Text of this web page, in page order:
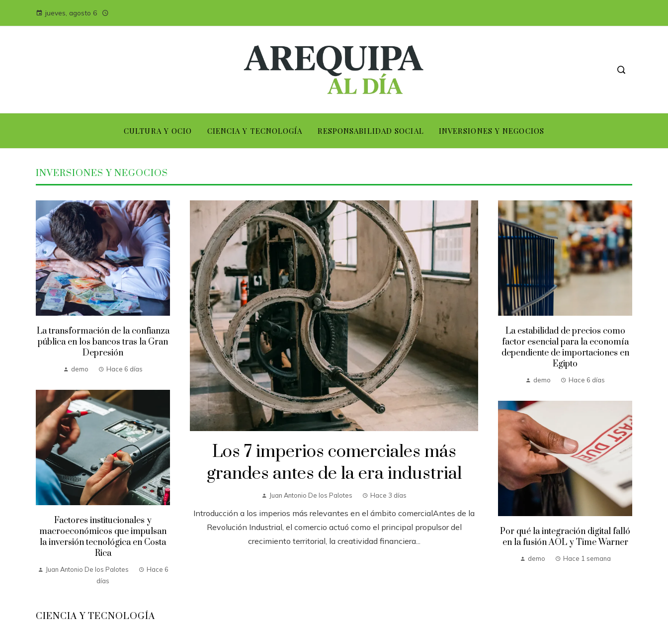
jueves, agosto 6
CULTURA Y OCIO CIENCIA Y TECNOLOGÍA RESPONSABILIDAD SOCIAL INVERSIONES Y NEGOCIOS
INVERSIONES Y NEGOCIOS
Los 7 imperios comerciales más
grandes antes de la era industrial
Juan Antonio De los Palotes Hace 3 días
Introducción a los imperios más relevantes en el ámbito comercialAntes de la
Revolución Industrial, el comercio actuó como el principal propulsor del
crecimiento territorial, la creatividad financiera...
La transformación de la confianza
pública en los bancos tras la Gran
Depresión
demo Hace 6 días
Factores institucionales y
macroeconómicos que impulsan
la inversión tecnológica en Costa
Rica
Juan Antonio De los Palotes
Hace 6
días
La estabilidad de precios como
factor esencial para la economía
dependiente de importaciones en
Egipto
demo Hace 6 días
Por qué la integración digital falló
en la fusión AOL y Time Warner
demo Hace 1 semana
CIENCIA Y TECNOLOGÍA